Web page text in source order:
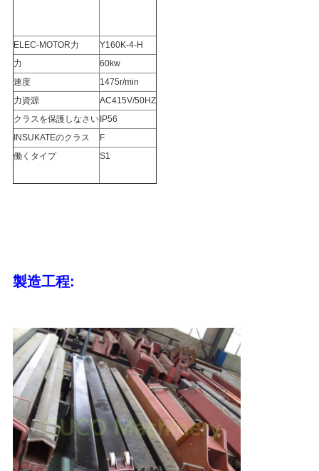
地
図
プ
ラ
イ
ー
リ
シ
ー
ELEC-MOTOR力
Y160K-4-H
力
60kw
速度
1475r/min
力資源
AC415V/50HZ
クラスを保護しなさい IP56
INSUKATEのクラス
F
働くタイプ
S1
製造工程: